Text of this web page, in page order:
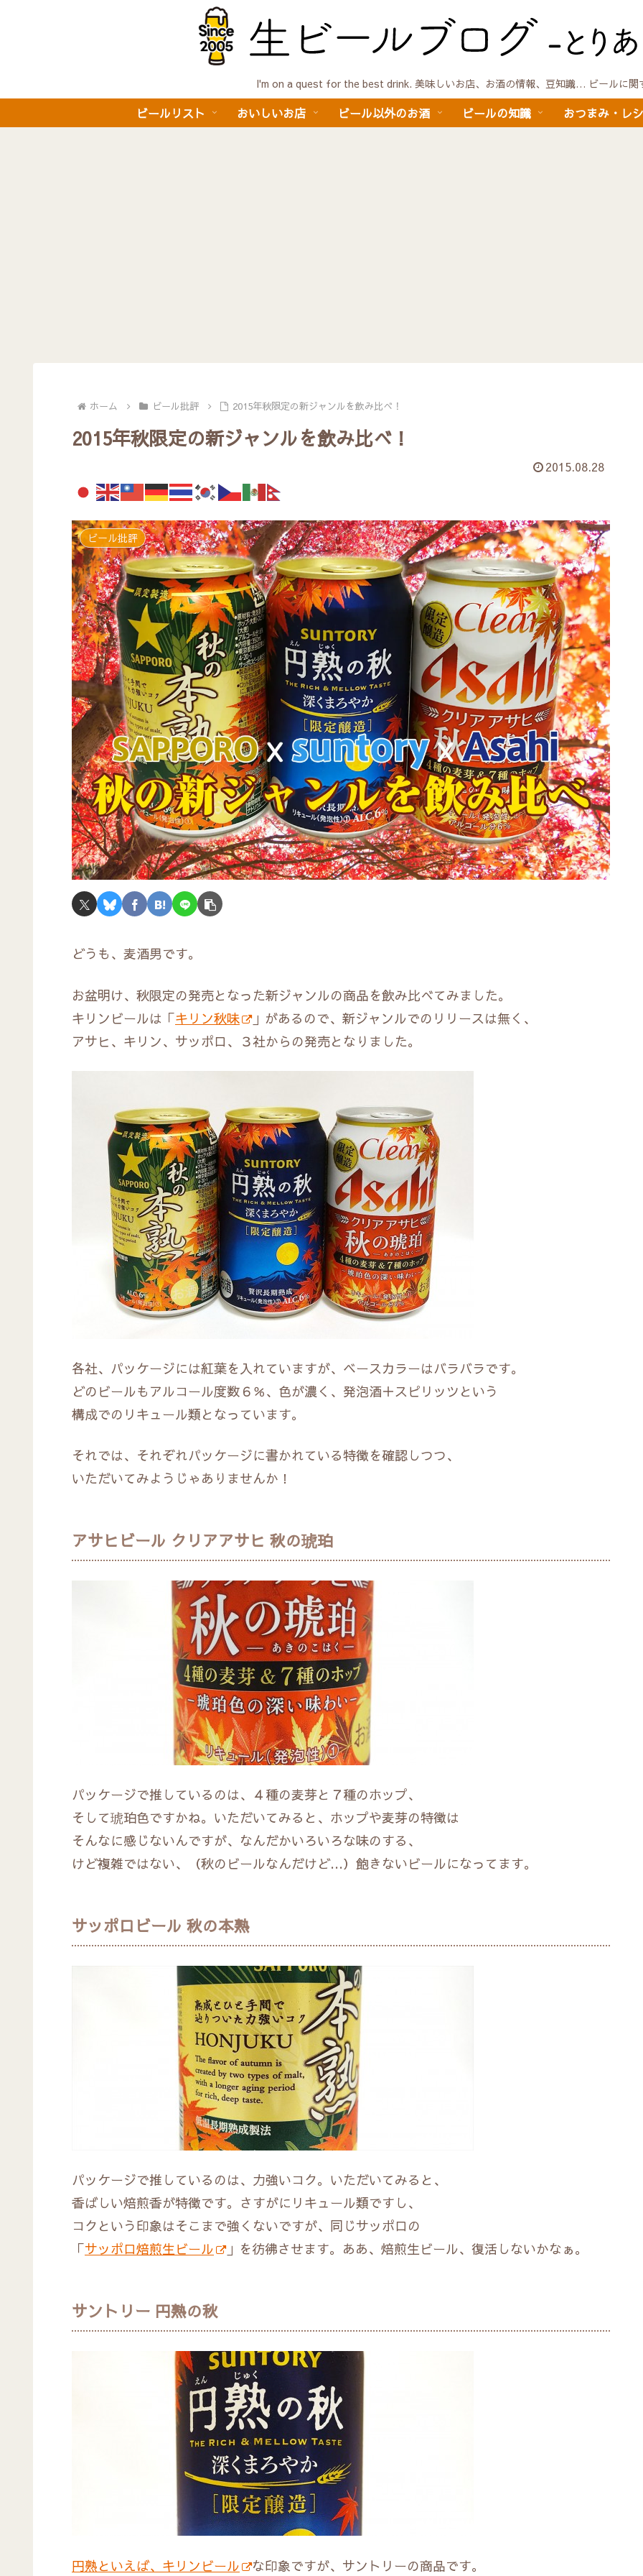
I'm on a quest for the best drink. 美味しいお店、お酒の情報、豆知識… ビールに関
ビールリスト おいしいお店 ビール以外のお酒 ビールの知識 おつまみ・レ
ホーム ビール批評 2015年秋限定の新ジャンルを飲み比べ！
2015年秋限定の新ジャンルを飲み比べ！
2015.08.28
ビール批評
どうも、麦酒男です。
お盆明け、秋限定の発売となった新ジャンルの商品を飲み比べてみました。
キリンビールは「キリン秋味
」があるので、新ジャンルでのリリースは無く、
アサヒ、キリン、サッポロ、３社からの発売となりました。
各社、パッケージには紅葉を入れていますが、ベースカラーはバラバラです。
どのビールもアルコール度数６％、色が濃く、発泡酒＋スピリッツという
構成でのリキュール類となっています。
それでは、それぞれパッケージに書かれている特徴を確認しつつ、
いただいてみようじゃありませんか！
アサヒビール クリアアサヒ 秋の琥珀
パッケージで推しているのは、４種の麦芽と７種のホップ、
そして琥珀色ですかね。いただいてみると、ホップや麦芽の特徴は
そんなに感じないんですが、なんだかいろいろな味のする、
けど複雑ではない、（秋のビールなんだけど…）飽きないビールになってます。
サッポロビール 秋の本熟
パッケージで推しているのは、力強いコク。いただいてみると、
香ばしい焙煎香が特徴です。さすがにリキュール類ですし、
コクという印象はそこまで強くないですが、同じサッポロの
「サッポロ焙煎生ビール 」を彷彿させます。ああ、焙煎生ビール、復活しないかなぁ。
サントリー 円熟の秋
円熟といえば、キリンビール な印象ですが、サントリーの商品です。